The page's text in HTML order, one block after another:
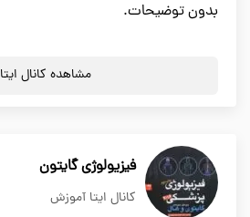
بدون توضیحات.
مشاهده کانال ایتا
فیزیولوژی گایتون
کانال ایتا آموزش